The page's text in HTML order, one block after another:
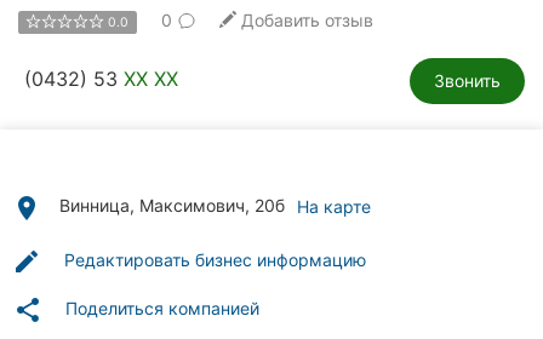
Популярные
рубрики:
Стоматологии
Частные
Автошколы
0.0 0 Добавить отзыв
(0432) 53 XX XX Звонить
place Винница, Максимович, 20б На карте
edit Редактировать бизнес информацию
share Поделиться компанией